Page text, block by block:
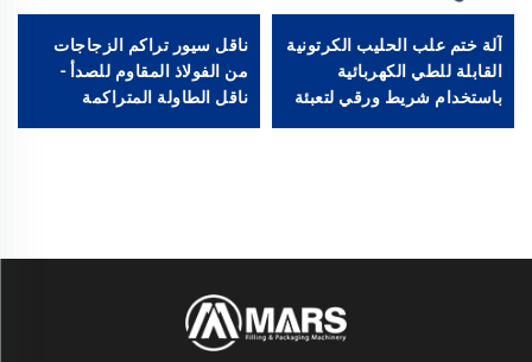
آلة ختم علب الحليب الكرتونية
القابلة للطي الكهربائية
باستخدام شريط ورقي لتعبئة
ناقل سيور تراكم الزجاجات
من الفولاذ المقاوم للصدأ -
ناقل الطاولة المتراكمة